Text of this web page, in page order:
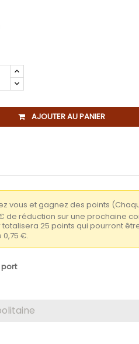
AJOUTER AU PANIER
vous et gagnez des points
de réduction sur une prochaine
25 points qui pourront
€.
port